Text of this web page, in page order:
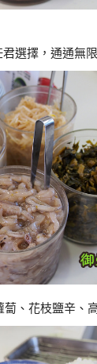
君選擇，通通無
蔔、花枝鹽辛、